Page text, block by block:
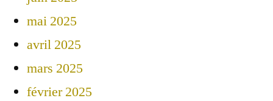
mai 2025
avril 2025
mars 2025
février 2025